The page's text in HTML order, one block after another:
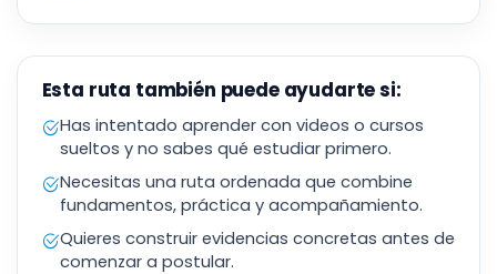
Esta ruta también puede ayudarte si:
Has intentado aprender con videos o cursos
sueltos y no sabes qué estudiar primero.
Necesitas una ruta ordenada que combine
fundamentos, práctica y acompañamiento.
Quieres construir evidencias concretas antes de
comenzar a postular.